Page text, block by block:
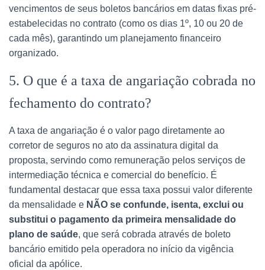
vencimentos de seus boletos bancários em datas fixas pré-
estabelecidas no contrato (como os dias 1º, 10 ou 20 de
cada mês), garantindo um planejamento financeiro
organizado.
5. O que é a taxa de angariação cobrada no
fechamento do contrato?
A taxa de angariação é o valor pago diretamente ao
corretor de seguros no ato da assinatura digital da
proposta, servindo como remuneração pelos serviços de
intermediação técnica e comercial do benefício. É
fundamental destacar que essa taxa possui valor diferente
da mensalidade e NÃO se confunde, isenta, exclui ou
substitui o pagamento da primeira mensalidade do
plano de saúde, que será cobrada através de boleto
bancário emitido pela operadora no início da vigência
oficial da apólice.